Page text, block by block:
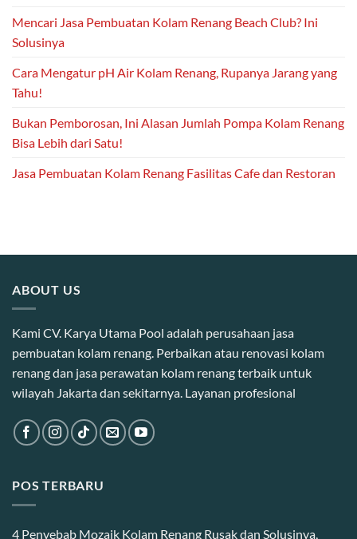
Mencari Jasa Pembuatan Kolam Renang Beach Club? Ini
Solusinya
Cara Mengatur pH Air Kolam Renang, Rupanya Jarang yang
Tahu!
Bukan Pemborosan, Ini Alasan Jumlah Pompa Kolam Renang
Bisa Lebih dari Satu!
Jasa Pembuatan Kolam Renang Fasilitas Cafe dan Restoran
ABOUT US
Kami CV. Karya Utama Pool adalah perusahaan jasa
pembuatan kolam renang. Perbaikan atau renovasi kolam
renang dan jasa perawatan kolam renang terbaik untuk
wilayah Jakarta dan sekitarnya. Layanan profesional
POS TERBARU
4 Penyebab Mozaik Kolam Renang Rusak dan Solusinya,